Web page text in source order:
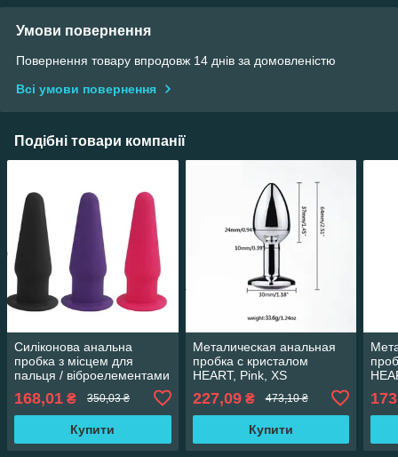
Умови повернення
Повернення товару впродовж 14 днів за домовленістю
Всі умови повернення
Подібні товари компанії
Силіконова анальна
пробка з місцем для
пальця / віброелементами
Бузковий)
168,01 ₴ 350,03 ₴
Купити
Металическая анальная
пробка с кристалом
HEART, Pink, XS
227,09₴ 473,10 ₴
Купити